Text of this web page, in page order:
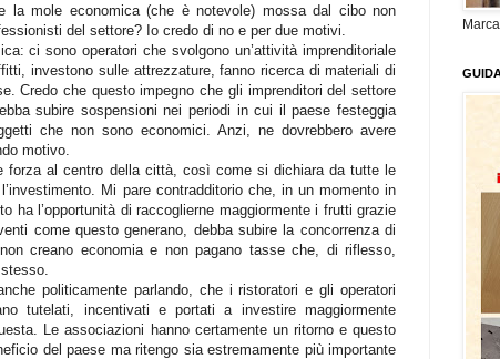
la mole economica (che è notevole) mossa dal cibo non
del settore? Io credo di no e per due motivi.
ci sono operatori che svolgono un’attività imprenditoriale
investono sulle attrezzature, fanno ricerca di materiali di
Credo che questo impegno che gli imprenditori del settore
subire sospensioni nei periodi in cui il paese festeggia
che non sono economici. Anzi, ne dovrebbero avere
motivo.
forza al centro della città, così come si dichiara da tutte le
Mi pare contradditorio che, in un momento in
ha l’opportunità di raccoglierne maggiormente i frutti grazie
come questo generano, debba subire la concorrenza di
creano economia e non pagano tasse che, di riflesso,
politicamente parlando, che i ristoratori e gli operatori
tutelati, incentivati e portati a investire maggiormente
Le associazioni hanno certamente un ritorno e questo
del paese ma ritengo sia estremamente più importante
Marca